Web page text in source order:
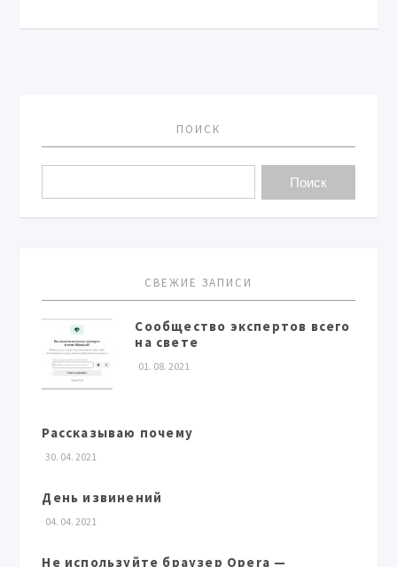
ПОИСК
СВЕЖИЕ ЗАПИСИ
Сообщество экспертов всего
на свете
01. 08. 2021
Рассказываю почему
30. 04. 2021
День извинений
04. 04. 2021
Не используйте браузер Opera —